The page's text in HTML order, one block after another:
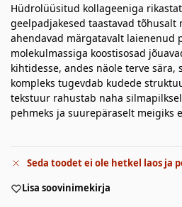
Hüdrolüüsitud kollageeniga
geelpadjakesed taastavad tõhusalt
ahendavad märgatavalt laienenud
molekulmassiga koostisosad
kihtidesse, andes näole terve
kompleks tugevdab kudede
tekstuur rahustab naha
pehmeks ja suurepäraselt meigiks
Seda toodet ei ole hetkel laos ja
Lisa soovinimekirja